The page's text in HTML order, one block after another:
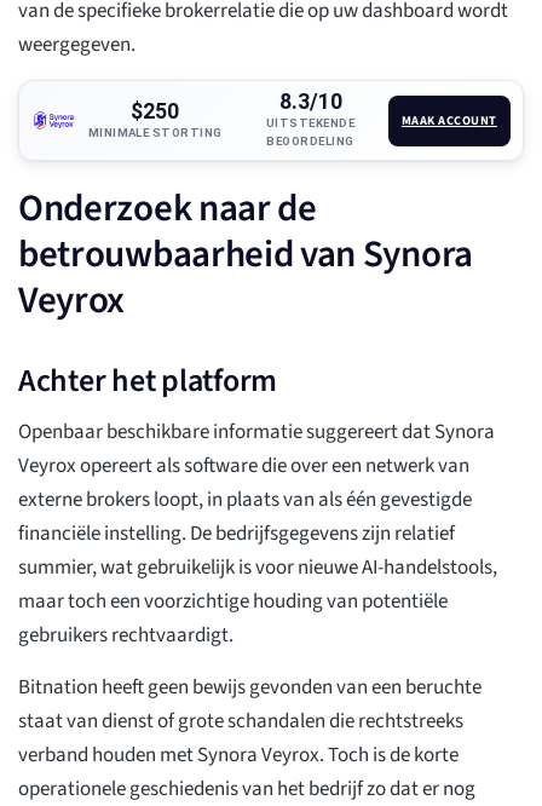
van de specifieke brokerrelatie die op uw dashboard wordt
weergegeven.
$250
MINIMALE STORTING
8.3/10
UITSTEKENDE
BEOORDELING
MAAK ACCOUNT
Onderzoek naar de
betrouwbaarheid van Synora
Veyrox
Achter het platform
Openbaar beschikbare informatie suggereert dat Synora
Veyrox opereert als software die over een netwerk van
externe brokers loopt, in plaats van als één gevestigde
financiële instelling. De bedrijfsgegevens zijn relatief
summier, wat gebruikelijk is voor nieuwe AI-handelstools,
maar toch een voorzichtige houding van potentiële
gebruikers rechtvaardigt.
Bitnation heeft geen bewijs gevonden van een beruchte
staat van dienst of grote schandalen die rechtstreeks
verband houden met Synora Veyrox. Toch is de korte
operationele geschiedenis van het bedrijf zo dat er nog